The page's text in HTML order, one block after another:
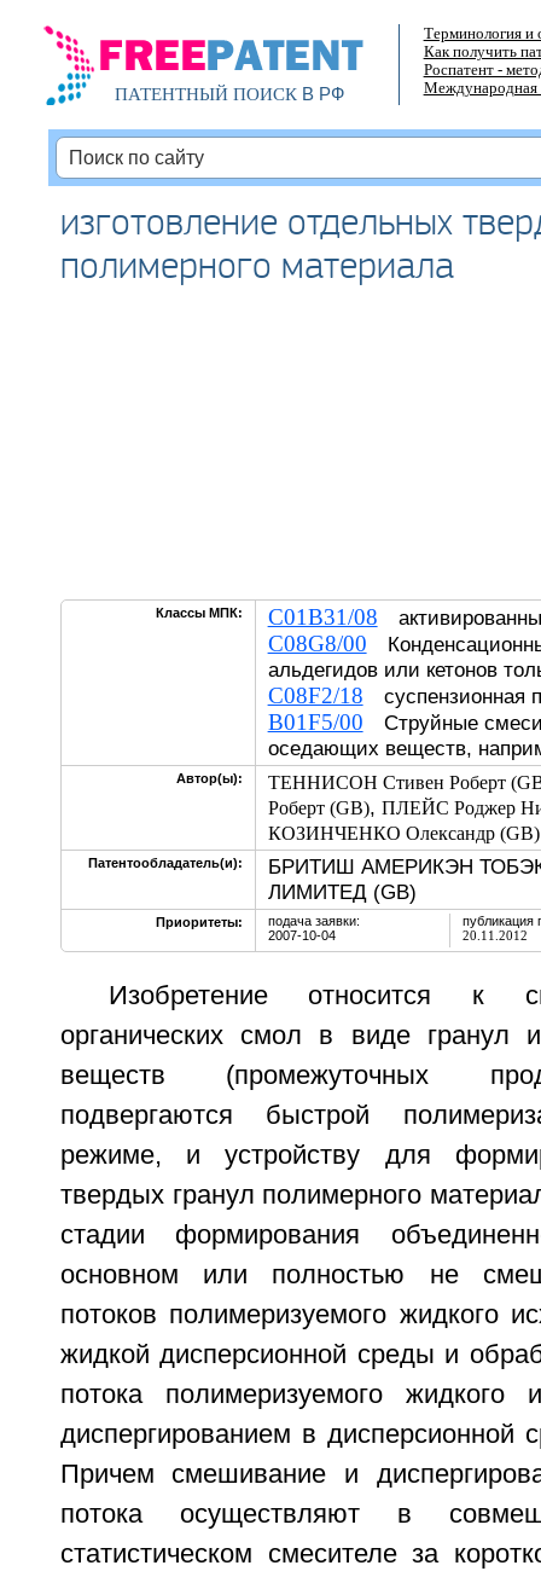
ПАТЕНТНЫЙ ПОИСКВ РФ
Терминология и
Как получить
Роспатент -
Международная
изготовление отдельных
полимерного материала
Классы МПК: C01B31/08
C08G8/00
альдегидов или кетонов
C08F2/18 суспензионная
B01F5/00 Струйные
оседающих веществ,
Автор(ы):
ТЕННИСОН Стивен Роберт
Роберт (GB), ПЛЕЙС Роджер
КОЗИНЧЕНКО Олександр (GB)
Патентообладатель(и):
БРИТИШ АМЕРИКЭН
ЛИМИТЕД (GB)
Приоритеты:
подача заявки:
2007-10-04
публикация
20.11.2012
Изобретение относится к
органических смол в виде гранул
веществ (промежуточных
подвергаются быстрой
режиме, и устройству для
твердых гранул полимерного
стадии формирования
основном или полностью не
потоков полимеризуемого жидкого
жидкой дисперсионной среды и
потока полимеризуемого жидкого
диспергированием в дисперсионной
Причем смешивание и
потока осуществляют в
статистическом смесителе за